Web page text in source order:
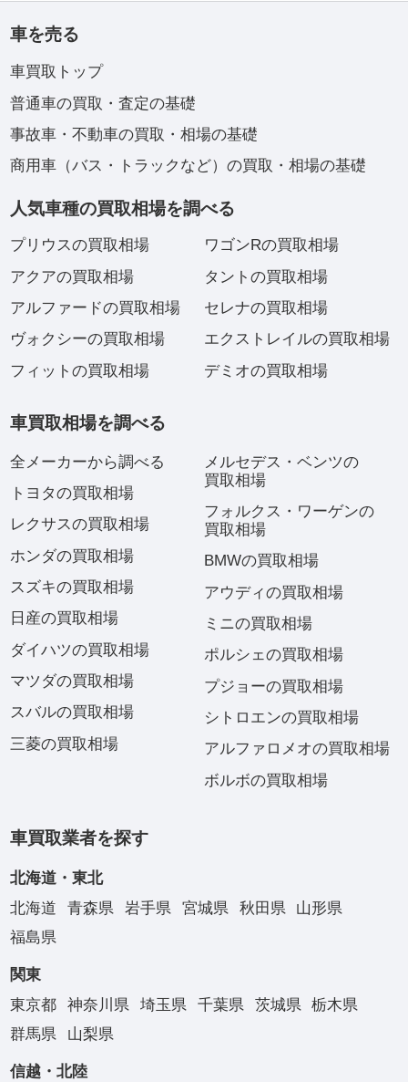
車を売る
車買取トップ
普通車の買取・査定の基礎
事故車・不動車の買取・相場の基礎
商用車（バス・トラックなど）の買取・相場の基礎
人気車種の買取相場を調べる
プリウスの買取相場
アクアの買取相場
アルファードの買取相場
ヴォクシーの買取相場
フィットの買取相場
ワゴンRの買取相場
タントの買取相場
セレナの買取相場
エクストレイルの買取相場
デミオの買取相場
車買取相場を調べる
全メーカーから調べる
トヨタの買取相場
レクサスの買取相場
ホンダの買取相場
スズキの買取相場
日産の買取相場
ダイハツの買取相場
マツダの買取相場
スバルの買取相場
三菱の買取相場
メルセデス・ベンツの
買取相場
フォルクス・ワーゲンの
買取相場
BMWの買取相場
アウディの買取相場
ミニの買取相場
ポルシェの買取相場
プジョーの買取相場
シトロエンの買取相場
アルファロメオの買取相場
ボルボの買取相場
車買取業者を探す
北海道・東北
北海道
青森県 岩手県 宮城県 秋田県
山形県
福島県
関東
東京都
神奈川県 埼玉県 千葉県 茨城県
栃木県
群馬県
山梨県
信越・北陸